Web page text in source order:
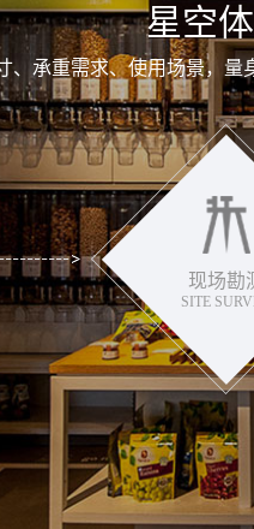
星空
、承重需求、使用场景，
现场勘
SITE